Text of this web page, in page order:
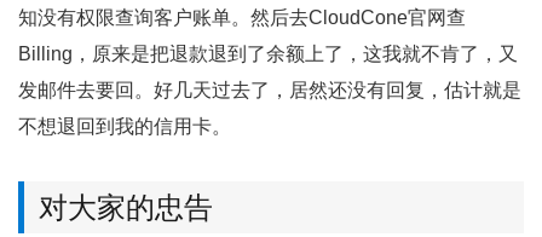
知没有权限查询客户账单。然后去CloudCone官网查
Billing，原来是把退款退到了余额上了，这我就不肯了，又
发邮件去要回。好几天过去了，居然还没有回复，估计就是
不想退回到我的信用卡。
对大家的忠告